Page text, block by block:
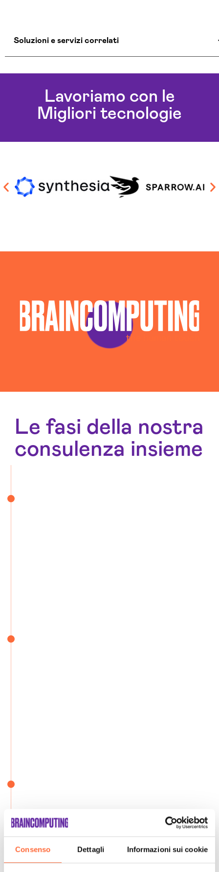
Consenso Dettagli Informazioni sui cookie
Soluzioni e servizi correlati
Aziende Intelligenza Artificiale Isernia
Consulenza Chatbot Ai Isernia
Soluzioni Blockchain Isernia
Sviluppo Chatbot Ai Isernia
Lavoriamo con le
Migliori tecnologie
Le fasi della nostra
consulenza insieme